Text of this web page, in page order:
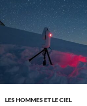
LES HOMMES ET LE CIEL